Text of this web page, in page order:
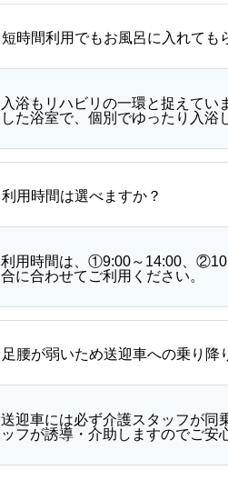
短時間利用でもお風呂に入れても
入浴もリハビリの一環と捉えて
した浴室で、個別でゆったり入浴
利用時間は選べますか？
利用時間は、①9:00～14:00、
合に合わせてご利用ください。
足腰が弱いため送迎車への乗り降
送迎車には必ず介護スタッフが同
ッフが誘導・介助しますのでご安